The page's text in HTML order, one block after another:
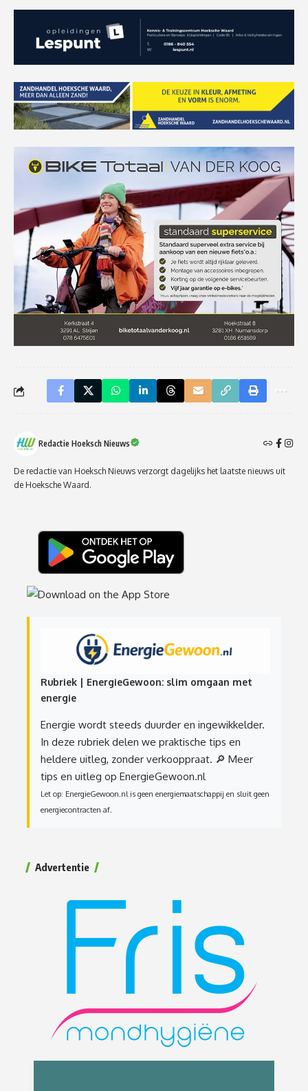
Redactie Hoeksch Nieuws
De redactie van Hoeksch Nieuws verzorgt dagelijks het laatste nieuws uit
de Hoeksche Waard.
Rubriek | EnergieGewoon: slim omgaan met
energie
Energie wordt steeds duurder en ingewikkelder.
In deze rubriek delen we praktische tips en
heldere uitleg, zonder verkooppraat. 🔎 Meer
tips en uitleg op EnergieGewoon.nl
Let op: EnergieGewoon.nl is geen energiemaatschappij en sluit geen
energiecontracten af.
Advertentie